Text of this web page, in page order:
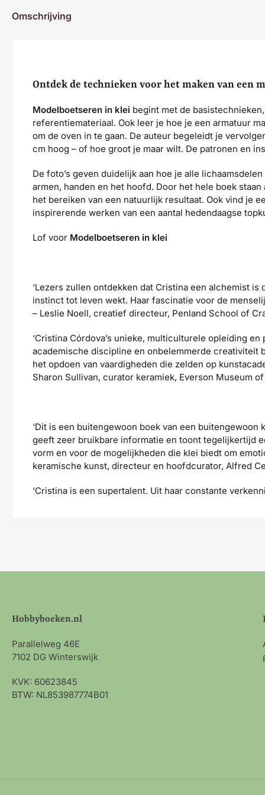
Omschrijving
Ontdek de technieken voor het maken van een
Modelboetseren in klei begint met de
referentiemateriaal. Ook leer je hoe je een armatuur
om de oven in te gaan. De auteur begeleidt je
cm hoog – of hoe groot je maar wilt. De patronen en
De foto’s geven duidelijk aan hoe je alle
armen, handen en het hoofd. Door het hele boek
het bereiken van een natuurlijk resultaat. Ook vind je
inspirerende werken van een aantal hedendaagse
Lof voor Modelboetseren in klei
‘Lezers zullen ontdekken dat Cristina een alchemist
instinct tot leven wekt. Haar fascinatie voor de
– Leslie Noell, creatief directeur, Penland School of
‘Cristina Córdova’s unieke, multiculturele opleiding
academische discipline en onbelemmerde creativiteit
het opdoen van vaardigheden die zelden op
Sharon Sullivan, curator keramiek, Everson Museum
‘Dit is een buitengewoon boek van een
geeft zeer bruikbare informatie en toont tegelijkertijd
vorm en voor de mogelijkheden die klei biedt om
keramische kunst, directeur en hoofdcurator, Alfred
‘Cristina is een supertalent. Uit haar constante
Hobbyboeken.nl
Parallelweg 46E
7102 DG Winterswijk
KVK: 60623845
BTW: NL853987774B01